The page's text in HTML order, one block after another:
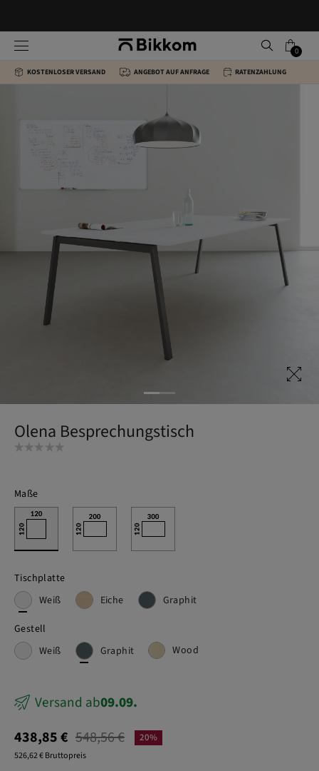
0
KOSTENLOSER VERSAND ANGEBOT AUF ANFRAGE RATENZAHLUNG
Olena Besprechungstisch
Maße
Tischplatte
Weiß
Eiche Graphit
Gestell
Weiß
Graphit Wood
Versand ab09.09.
20%
438,85 € 548,56 €
526,62 € Bruttopreis